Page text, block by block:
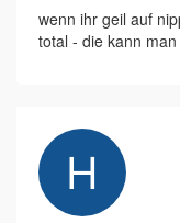
wenn ihr geil auf
total - die kann